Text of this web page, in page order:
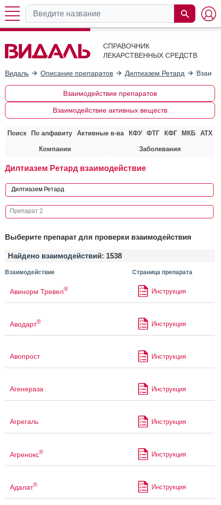
СПРАВОЧНИК
ЛЕКАРСТВЕННЫХ СРЕДСТВ
Видаль Описание препаратов Дилтиазем Ретард
Взаимодействие препаратов
Взаимодействие активных веществ
Поиск По алфавиту Активные в-ва КФУ ФТГ КФГ МКБ АТХ
Компании Заболевания
Дилтиазем Ретард взаимодействие
Выберите препарат для проверки взаимодействия
Найдено взаимодействий: 1538
Взаимодействие Страница препарата
Авинорм Тревел® Инструкция
Аводарт® Инструкция
Авопрост Инструкция
Агенераза Инструкция
Агрегаль Инструкция
Агренокс® Инструкция
Адалат® Инструкция